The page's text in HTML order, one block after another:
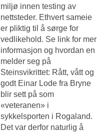
miljø innen testing av
nettsteder. Ethvert sameie
er pliktig til å sørge for
vedlikehold. Se link for mer
informasjon og hvordan en
melder seg på
Steinsvikrittet: Rått, vått og
godt Einar Lode fra Bryne
blir sett på som
«veteranen» i
sykkelsporten i Rogaland.
Det var derfor naturlig å